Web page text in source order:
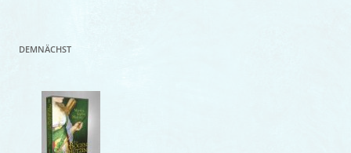
DEMNÄCHST